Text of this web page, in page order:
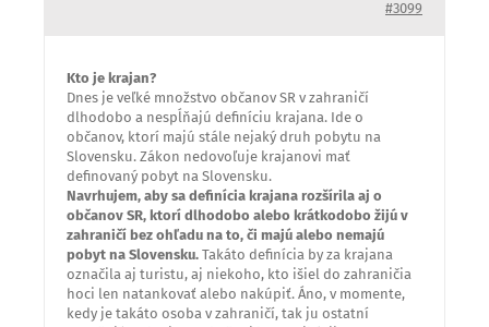
#3099
Kto je krajan?
Dnes je veľké množstvo občanov SR v zahraničí
dlhodobo a nespĺňajú definíciu krajana. Ide o
občanov, ktorí majú stále nejaký druh pobytu na
Slovensku. Zákon nedovoľuje krajanovi mať
definovaný pobyt na Slovensku.
Navrhujem, aby sa definícia krajana rozšírila aj o
občanov SR, ktorí dlhodobo alebo krátkodobo žijú v
zahraničí bez ohľadu na to, či majú alebo nemajú
pobyt na Slovensku. Takáto definícia by za krajana
označila aj turistu, aj niekoho, kto išiel do zahraničia
hoci len natankovať alebo nakúpiť. Áno, v momente,
kedy je takáto osoba v zahraničí, tak ju ostatní